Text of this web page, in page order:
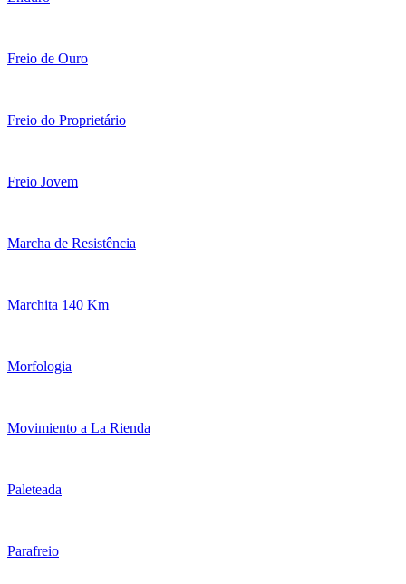
Freio de Ouro
Freio do Proprietário
Freio Jovem
Marcha de Resistência
Marchita 140 Km
Morfologia
Movimiento a La Rienda
Paleteada
Parafreio